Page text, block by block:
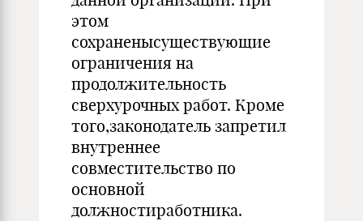
этом
сохраненысуществующие
ограничения на
продолжительность
сверхурочных работ. Кроме
того,законодатель запретил
внутреннее
совместительство по
основной
должностиработника.